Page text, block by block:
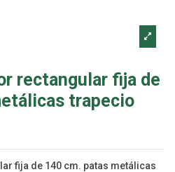
rectangular fija de
trapecio
fija de 140 cm. patas metálicas